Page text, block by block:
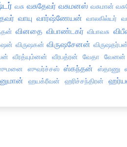
வசு வசுதேவர் வசுமனஸ் வசுமான்
வாயு வார்ஷ்ணேயன் வாலகில்யர்
வினதை விபாண்டகர் விபாவசு
விருஷகன் விருஷசேனன்
வீரத்யும்னன் வீரபத்ரன் வேதா வேனன்
ஸுவர்ச்சஸ் ஸ்கந்தன் ஸ்தாணு
ஹயக்ரீவன் ஹரிச்சந்திரன்